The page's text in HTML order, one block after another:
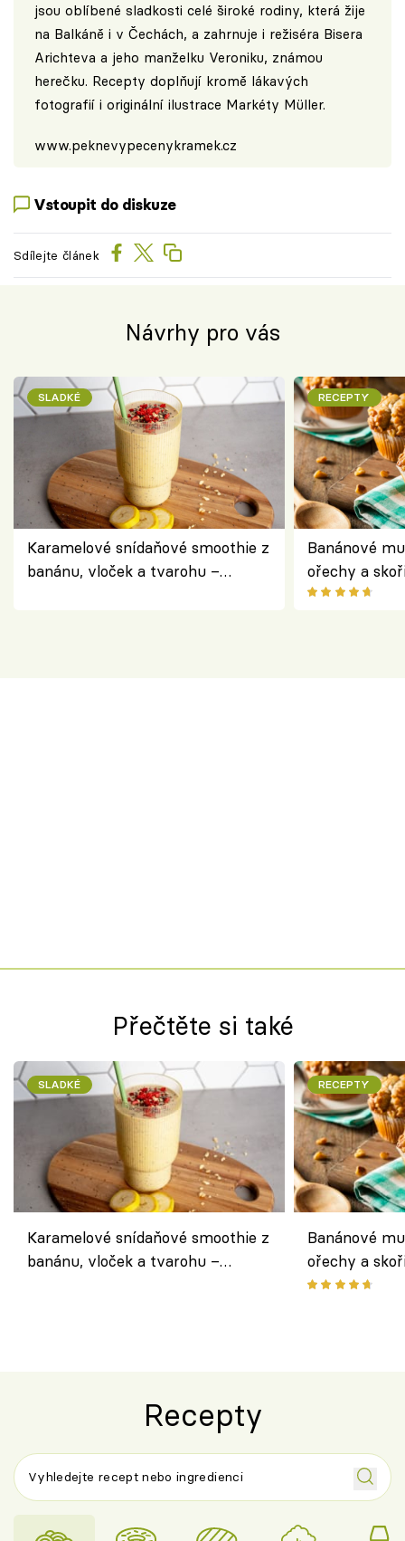
jsou oblíbené sladkosti celé široké rodiny, která žije
na Balkáně i v Čechách, a zahrnuje i režiséra Bisera
Arichteva a jeho manželku Veroniku, známou
herečku. Recepty doplňují kromě lákavých
fotografií i originální ilustrace Markéty Müller.
www.peknevypecenykramek.cz
Vstoupit do diskuze
Sdílejte článek
Návrhy pro vás
SLADKÉ
Karamelové snídaňové smoothie z
banánu, vloček a tvarohu –
RECEPTY
Banánové
ořechy a
Přečtěte si také
SLADKÉ
Karamelové snídaňové smoothie z
banánu, vloček a tvarohu –
RECEPTY
Banánové
ořechy a
Recepty